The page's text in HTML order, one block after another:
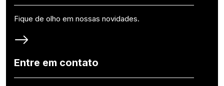
Fique de olho em nossas novidades.
Entre em contato